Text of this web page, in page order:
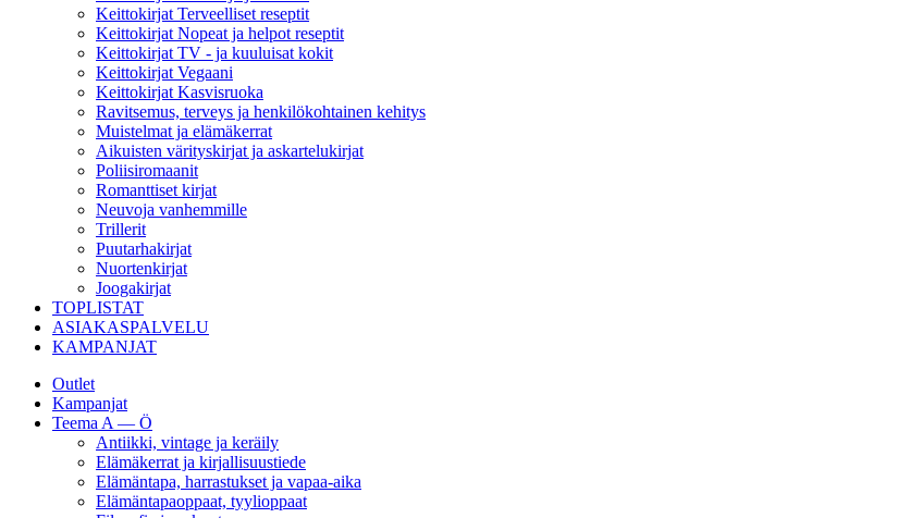
Keittokirjat Terveelliset reseptit
Keittokirjat Nopeat ja helpot reseptit
Keittokirjat TV - ja kuuluisat kokit
Keittokirjat Vegaani
Keittokirjat Kasvisruoka
Ravitsemus, terveys ja henkilökohtainen kehitys
Muistelmat ja elämäkerrat
Aikuisten värityskirjat ja askartelukirjat
Poliisiromaanit
Romanttiset kirjat
Neuvoja vanhemmille
Trillerit
Puutarhakirjat
Nuortenkirjat
Joogakirjat
TOPLISTAT
ASIAKASPALVELU
KAMPANJAT
Outlet
Kampanjat
Teema A — Ö
Antiikki, vintage ja keräily
Elämäkerrat ja kirjallisuustiede
Elämäntapa, harrastukset ja vapaa-aika
Elämäntapaoppaat, tyylioppaat